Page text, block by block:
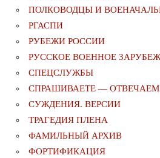
ПОЛКОВОДЦЫ И
РГАСПИ
РУБЕЖИ РОССИИ
РУССКОЕ ВОЕННОЕ
СПЕЦСЛУЖБЫ
СПРАШИВАЕТЕ — ОТВЕЧАЕМ
СУЖДЕНИЯ. ВЕРСИИ
ТРАГЕДИЯ ПЛЕНА
ФАМИЛЬНЫЙ АРХИВ
ФОРТИФИКАЦИЯ